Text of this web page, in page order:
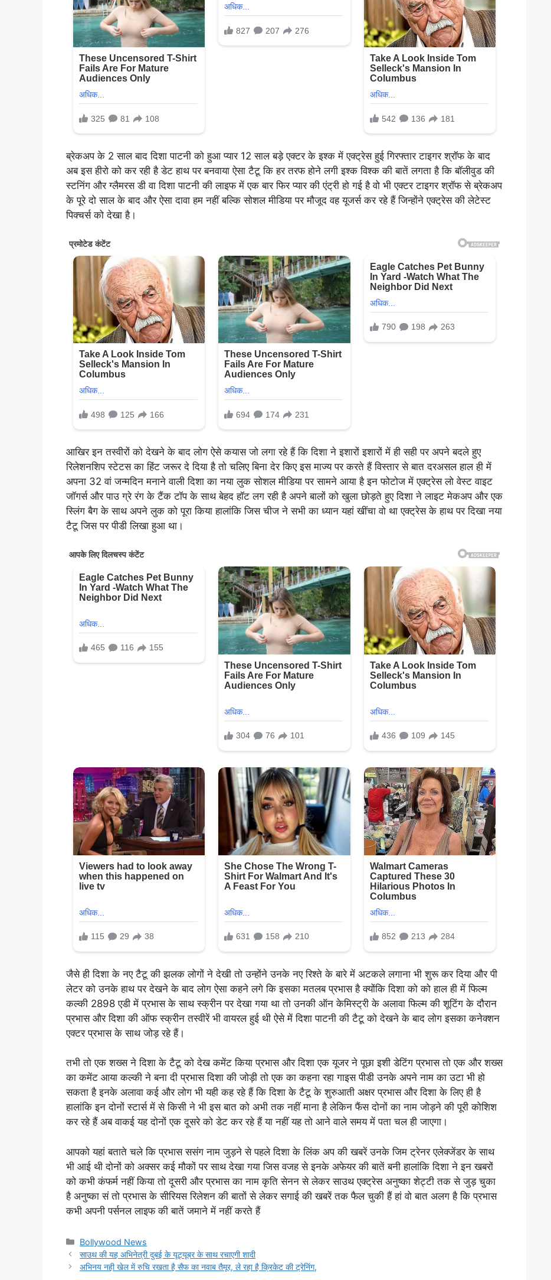
ब्रेकअप के 2 साल बाद दिशा पाटनी को हुआ प्यार 12 साल बड़े एक्टर के इश्क में एक्ट्रेस हुई गिरफ्तार टाइगर श्रॉफ के बाद
अब इस हीरो को कर रही है डेट हाथ पर बनवाया ऐसा टैटू कि हर तरफ होने लगी इश्क विश्क की बातें लगता है कि बॉलीवुड की
स्टनिंग और ग्लैमरस डी वा दिशा पाटनी की लाइफ में एक बार फिर प्यार की एंट्री हो गई है वो भी एक्टर टाइगर श्रॉफ से ब्रेकअप
के पूरे दो साल के बाद और ऐसा दावा हम नहीं बल्कि सोशल मीडिया पर मौजूद वह यूजर्स कर रहे हैं जिन्होंने एक्ट्रेस की लेटेस्ट
पिक्चर्स को देखा है।
आखिर इन तस्वीरों को देखने के बाद लोग ऐसे कयास जो लगा रहे हैं कि दिशा ने इशारों इशारों में ही सही पर अपने बदले हुए
रिलेशनशिप स्टेटस का हिंट जरूर दे दिया है तो चलिए बिना देर किए इस माज्य पर करते हैं विस्तार से बात दरअसल हाल ही में
अपना 32 वां जन्मदिन मनाने वाली दिशा का नया लुक सोशल मीडिया पर सामने आया है इन फोटोज में एक्ट्रेस लो वेस्ट वाइट
जॉगर्स और पाउ ग्रे रंग के टैंक टॉप के साथ बेहद हॉट लग रही है अपने बालों को खुला छोड़ते हुए दिशा ने लाइट मेकअप और एक
स्लिंग बैग के साथ अपने लुक को पूरा किया हालांकि जिस चीज ने सभी का ध्यान यहां खींचा वो था एक्ट्रेस के हाथ पर दिखा नया
टैटू जिस पर पीडी लिखा हुआ था।
जैसे ही दिशा के नए टैटू की झलक लोगों ने देखी तो उन्होंने उनके नए रिश्ते के बारे में अटकले लगाना भी शुरू कर दिया और पी
लेटर को उनके हाथ पर देखने के बाद लोग ऐसा कहने लगे कि इसका मतलब प्रभास है क्योंकि दिशा को को हाल ही में फिल्म
कल्की 2898 एडी में प्रभास के साथ स्क्रीन पर देखा गया था तो उनकी ऑन केमिस्ट्री के अलावा फिल्म की शूटिंग के दौरान
प्रभास और दिशा की ऑफ स्क्रीन तस्वीरें भी वायरल हुई थी ऐसे में दिशा पाटनी की टैटू को देखने के बाद लोग इसका कनेक्शन
एक्टर प्रभास के साथ जोड़ रहे हैं।
तभी तो एक शख्स ने दिशा के टैटू को देख कमेंट किया प्रभास और दिशा एक यूजर ने पूछा इशी डेटिंग प्रभास तो एक और शख्स
का कमेंट आया कल्की ने बना दी प्रभास दिशा की जोड़ी तो एक का कहना रहा गाइस पीडी उनके अपने नाम का उटा भी हो
सकता है इनके अलावा कई और लोग भी यही कह रहे हैं कि दिशा के टैटू के शुरुआती अक्षर प्रभास और दिशा के लिए ही है
हालांकि इन दोनों स्टार्स में से किसी ने भी इस बात को अभी तक नहीं माना है लेकिन फैंस दोनों का नाम जोड़ने की पूरी कोशिश
कर रहे हैं अब वाकई यह दोनों एक दूसरे को डेट कर रहे हैं या नहीं यह तो आने वाले समय में पता चल ही जाएगा।
आपको यहां बताते चले कि प्रभास ससंग नाम जुड़ने से पहले दिशा के लिंक अप की खबरें उनके जिम ट्रेनर एलेक्जेंडर के साथ
भी आई थी दोनों को अक्सर कई मौकों पर साथ देखा गया जिस वजह से इनके अफेयर की बातें बनी हालांकि दिशा ने इन खबरों
को कभी कंफर्म नहीं किया तो दूसरी और प्रभास का नाम कृति सेनन से लेकर साउथ एक्ट्रेस अनुष्का शेट्टी तक से जुड़ चुका
है अनुष्का सं तो प्रभास के सीरियस रिलेशन की बातों से लेकर सगाई की खबरें तक फैल चुकी हैं हां वो बात अलग है कि प्रभास
कभी अपनी पर्सनल लाइफ की बातें जमाने में नहीं करते हैं
Categories
Bollywood News
साउथ की यह अभिनेत्री दुबई के यूट्यूबर के साथ रचाएगी शादी
अभिनय नही खेल में रुचि रखता है सैफ का नवाब तैमूर, ले रहा है क्रिकेट की ट्रेनिंग,